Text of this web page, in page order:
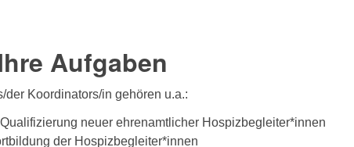
Aufgaben
der Koordinators/in gehören u.a.:
neuer ehrenamtlicher Hospizbegleiter*innen
der Hospizbegleiter*innen